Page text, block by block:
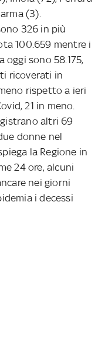
(3).
326 in più
100.659 mentre i
sono 58.175,
ricoverati in
rispetto a ieri
21 in meno.
altri 69
donne nel
la Regione in
24 ore, alcuni
nei giorni
i decessi